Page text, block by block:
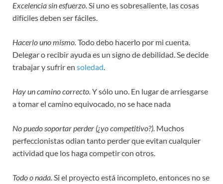
Excelencia sin esfuerzo.Si uno es sobresaliente, las cosas
difíciles deben ser fáciles.
Hacerlo uno mismo.Todo debo hacerlo por mi cuenta.
Delegar o recibir ayuda es un signo de debilidad. Se decide
trabajar y sufrir en soledad.
Hay un camino correcto.Y sólo uno. En lugar de arriesgarse
a tomar el camino equivocado, no se hace nada
No puedo soportar perder (¿yo competitivo?). Muchos
perfeccionistas odian tanto perder que evitan cualquier
actividad que los haga competir con otros.
Todo o nada.Si el proyecto está incompleto, entonces no se